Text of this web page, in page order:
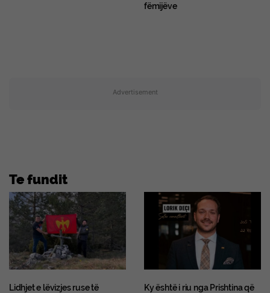
fëmijëve
Advertisement
Te fundit
Lidhjet e lëvizjes ruse të
Ky është i riu nga Prishtina që